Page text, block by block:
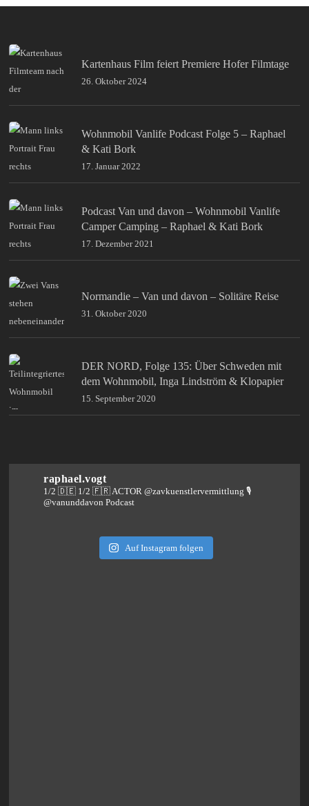
Kartenhaus Film feiert Premiere Hofer Filmtage
26. Oktober 2024
Wohnmobil Vanlife Podcast Folge 5 – Raphael
& Kati Bork
17. Januar 2022
Podcast Van und davon – Wohnmobil Vanlife
Camper Camping – Raphael & Kati Bork
17. Dezember 2021
Normandie – Van und davon – Solitäre Reise
31. Oktober 2020
DER NORD, Folge 135: Über Schweden mit
dem Wohnmobil, Inga Lindström & Klopapier
15. September 2020
raphael.vogt
1/2 🇩🇪 1/2 🇫🇷 ACTOR @zavkuenstlervermittlung🎙️
@vanunddavon Podcast
Auf Instagram folgen